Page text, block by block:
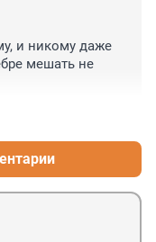
и никому даже
мешать не